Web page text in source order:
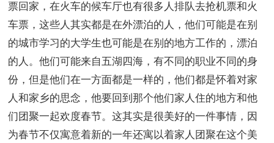
票回家，在火车的候车厅也有很多人排队去抢机票和火
车票，这些人其实都是在外漂泊的人，他们可能是在别
的城市学习的大学生也可能是在别的地方工作的，漂泊
的人。他们可能来自五湖四海，有不同的职业不同的身
份，但是他们在一方面都是一样的，他们都是怀着对家
人和家乡的思念，他要回到那个他们家人住的地方和他
们团聚一起欢度春节。这其实是很美好的一件事情，因
为春节不仅寓意着新的一年还寓以着家人团聚在这个美